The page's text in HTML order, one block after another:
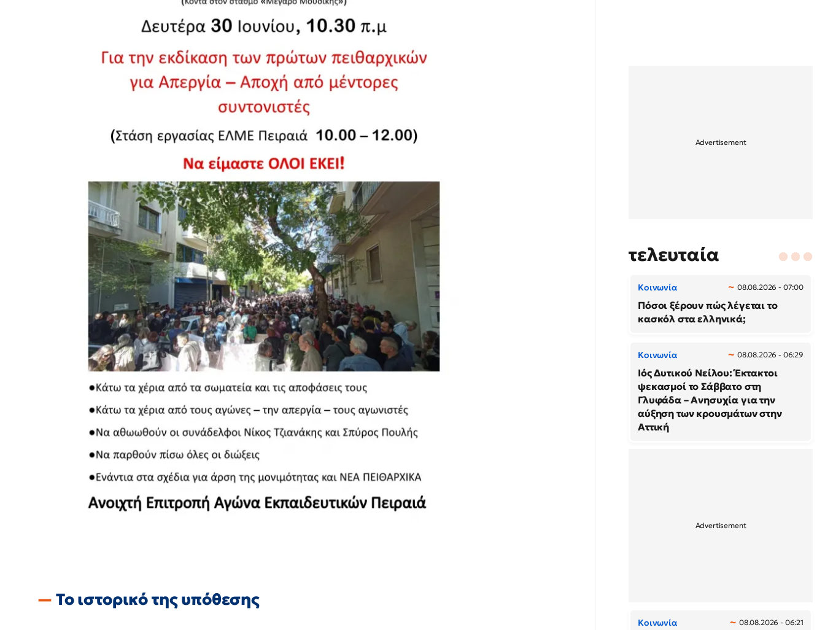
Το ιστορικό της υπόθεσης
τελευταία
Κοινωνία 08.08.2026 - 07:00
Πόσοι ξέρουν πώς λέγεται το
κασκόλ στα ελληνικά;
Κοινωνία 08.08.2026 - 06:29
Ιός Δυτικού Νείλου: Έκτακτοι
ψεκασμοί το Σάββατο στη
Γλυφάδα – Ανησυχία για την
αύξηση των κρουσμάτων στην
Αττική
Κοινωνία 08.08.2026 - 06:21